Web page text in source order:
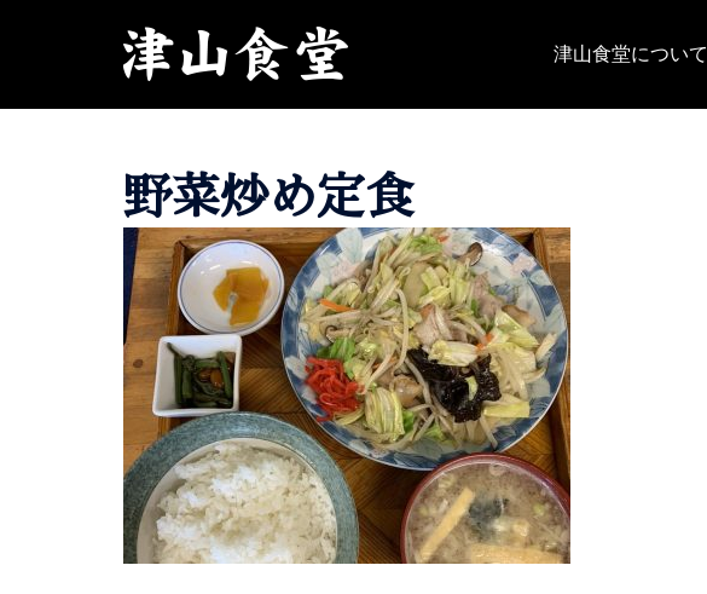
ン
津山食堂について
野菜炒め定食